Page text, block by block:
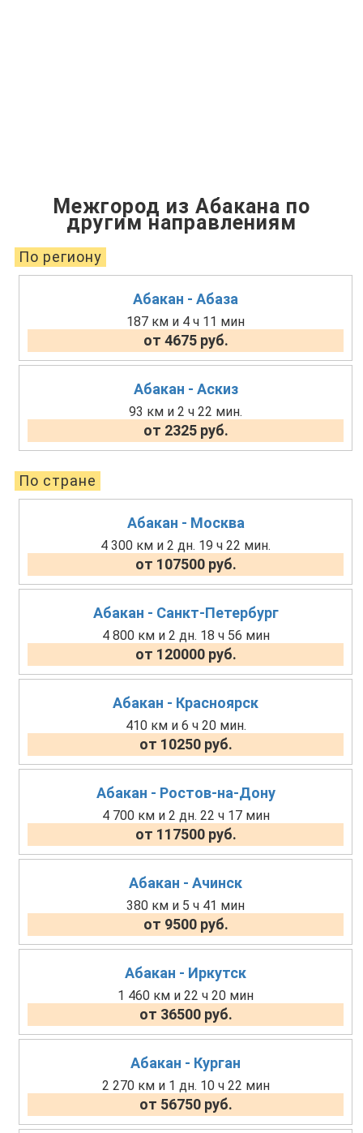
Межгород из Абакана по
другим направлениям
По региону
Абакан - Абаза
187 км и 4 ч 11 мин
от 4675 руб.
Абакан - Аскиз
93 км и 2 ч 22 мин.
от 2325 руб.
По стране
Абакан - Москва
4 300 км и 2 дн. 19 ч 22 мин.
от 107500 руб.
Абакан - Санкт-Петербург
4 800 км и 2 дн. 18 ч 56 мин
от 120000 руб.
Абакан - Красноярск
410 км и 6 ч 20 мин.
от 10250 руб.
Абакан - Ростов-на-Дону
4 700 км и 2 дн. 22 ч 17 мин
от 117500 руб.
Абакан - Ачинск
380 км и 5 ч 41 мин
от 9500 руб.
Абакан - Иркутск
1 460 км и 22 ч 20 мин
от 36500 руб.
Абакан - Курган
2 270 км и 1 дн. 10 ч 22 мин
от 56750 руб.